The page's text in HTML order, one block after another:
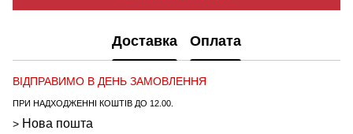
Доставка Оплата
ВІДПРАВИМО В ДЕНЬ ЗАМОВЛЕННЯ
ПРИ НАДХОДЖЕННІ КОШТІВ ДО 12.00.
> Нова пошта